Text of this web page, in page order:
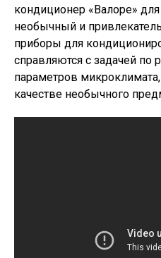
кондиционер «Валоре»
необычный и
приборы для
справляются с задачей
параметров
качестве необычного